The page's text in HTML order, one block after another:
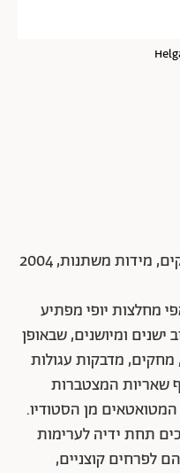
מחלצות יופי מפתיע
ישנים ומיושנים, שבאופן
מחקים, מדבקות עגולות
שאריות המצטברות
מן הסטודיו.
תחת ידיה לערימות
לפרחים קוצניים,